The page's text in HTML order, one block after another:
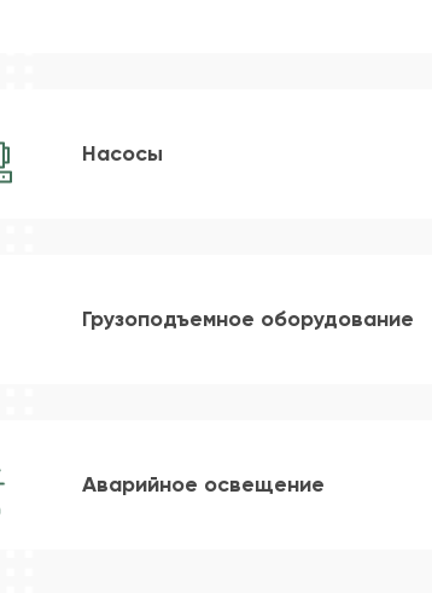
Насосы
Грузоподъемное оборудование
Аварийное освещение